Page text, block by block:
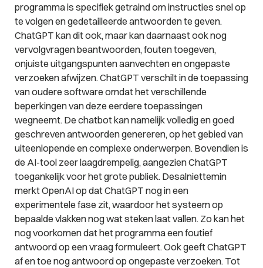
programma is specifiek getraind om instructies snel op
te volgen en gedetailleerde antwoorden te geven.
ChatGPT kan dit ook, maar kan daarnaast ook nog
vervolgvragen beantwoorden, fouten toegeven,
onjuiste uitgangspunten aanvechten en ongepaste
verzoeken afwijzen. ChatGPT verschilt in de toepassing
van oudere software omdat het verschillende
beperkingen van deze eerdere toepassingen
wegneemt. De chatbot kan namelijk volledig en goed
geschreven antwoorden genereren, op het gebied van
uiteenlopende en complexe onderwerpen. Bovendien is
de AI-tool zeer laagdrempelig, aangezien ChatGPT
toegankelijk voor het grote publiek. Desalniettemin
merkt OpenAI op dat ChatGPT nog in een
experimentele fase zit, waardoor het systeem op
bepaalde vlakken nog wat steken laat vallen. Zo kan het
nog voorkomen dat het programma een foutief
antwoord op een vraag formuleert. Ook geeft ChatGPT
af en toe nog antwoord op ongepaste verzoeken. Tot